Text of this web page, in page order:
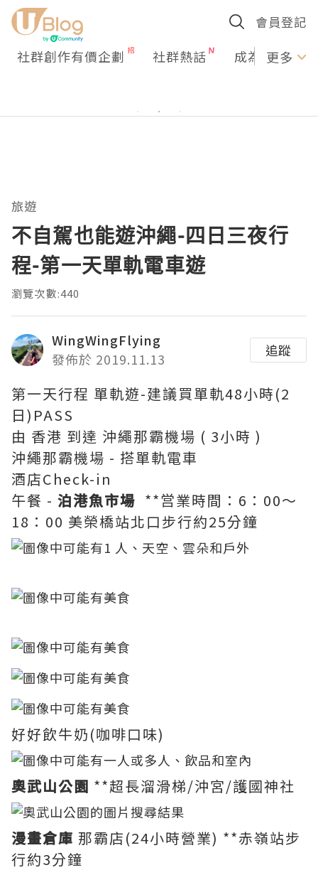
會員登記
社群創作有價企劃 社群熱話 成為U更多
旅遊
不自駕也能遊沖繩-四日三夜行
程-第一天單軌電車遊
瀏覽次數:440
WingWingFlying
發佈於 2019.11.13
追蹤
第一天行程 單軌遊-建議買單軌48小時(2
日)PASS
由 香港 到達 沖繩那霸機場 ( 3小時 )
沖繩那霸機場 - 搭單軌電車
酒店Check-in
午餐 - 泊港魚市場 **営業時間：6：00～
18：00 美榮橋站北口步行約25分鐘
好好飲牛奶(咖啡口味)
奧武山公園 **超長溜滑梯/沖宮/護國神社
漫畫倉庫 那霸店(24小時營業) **赤嶺站步
行約3分鐘